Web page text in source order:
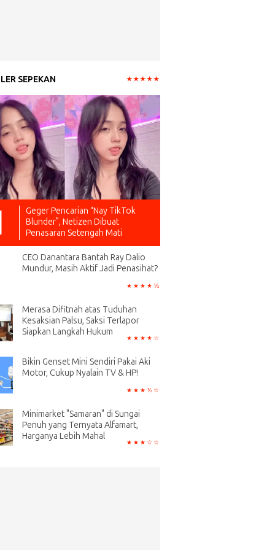
SEPEKAN
Geger Pencarian “Nay TikTok
Blunder”, Netizen Dibuat
Penasaran Setengah Mati
CEO Danantara Bantah Ray Dalio
Mundur, Masih Aktif Jadi Penasihat?
Merasa Difitnah atas Tuduhan
Kesaksian Palsu, Saksi Terlapor
Siapkan Langkah Hukum
Bikin Genset Mini Sendiri Pakai Aki
Motor, Cukup Nyalain TV & HP!
Minimarket "Samaran" di Sungai
Penuh yang Ternyata Alfamart,
Harganya Lebih Mahal